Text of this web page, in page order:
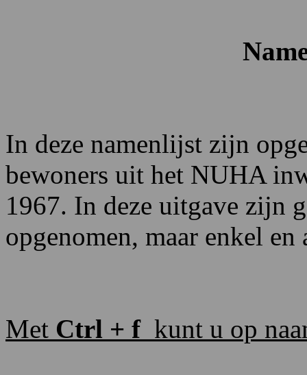
In deze namenlijst zijn
bewoners uit het NUHA
1967. In deze uitgave zijn
opgenomen, maar enkel
Met Ctrl + f kunt u op